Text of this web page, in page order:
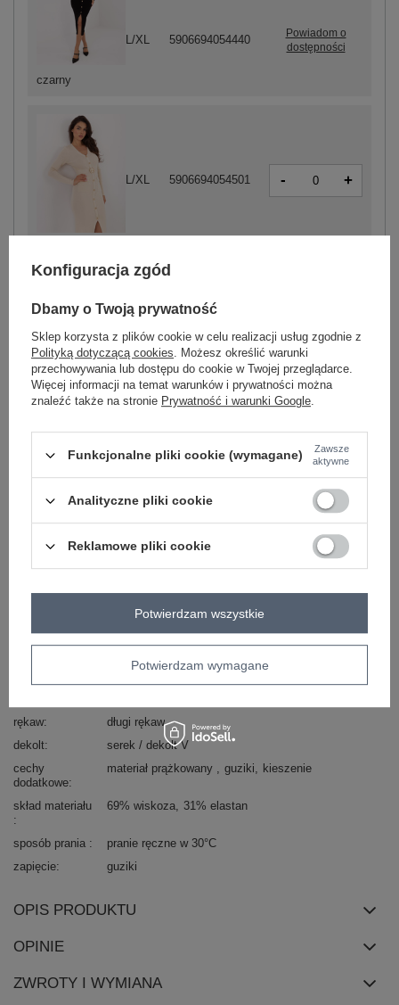
L/XL 5906694054501 - +
czarny
L/XL 5906694054440
Powiadom o
dostępności
ZALOGUJ SIĘ I ZOBACZ CENĘ
Masz pytanie? Chętnie pomożemy.
Zadzwoń+48 601 547 740 Zadaj pytanie
skład materiału : 69% wiskoza, 31% elastan
sposób prania : pranie ręczne w 30°C
SHEEP
elegancki
materiał
wiskoza
rękaw
długi rękaw
dekolt
serek / dekolt V
cechy
dodatkowe
materiał prążkowany guziki kieszenie
skład materiału 69% wiskoza 31% elastan
sposób prania
pranie ręczne w 30°C
zapięcie
guziki
OPIS PRODUKTU
OPINIE
ZWROTY I WYMIANA
Konfiguracja zgód
Dbamy o Twoją prywatność
Sklep korzysta z plików cookie w celu realizacji usług zgodnie z
Polityką dotyczącą cookies. Możesz określić warunki
przechowywania lub dostępu do cookie w Twojej przeglądarce.
Więcej informacji na temat warunków i prywatności można
znaleźć także na stronie Prywatność i warunki Google.
Funkcjonalne pliki cookie (wymagane)
Zawsze
aktywne
Analityczne pliki cookie
Reklamowe pliki cookie
Potwierdzam wymagane
Potwierdzam wszystkie